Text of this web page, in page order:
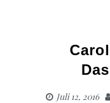
Juli 12, 2016